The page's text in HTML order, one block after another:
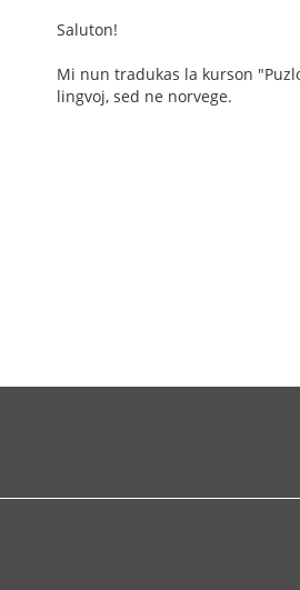
Saluton!
Mi nun tradukas la kurson
lingvoj, sed ne norvege.